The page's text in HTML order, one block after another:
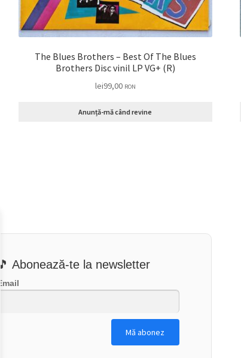
The Blues Brothers – Best Of The Blues
Brothers Disc vinil LP VG+ (R)
lei99,00 RON
Anunță-mă când revine
🎵 Abonează-te la newsletter
Email